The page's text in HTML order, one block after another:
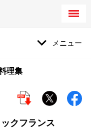
メニュー
理集
クフランス